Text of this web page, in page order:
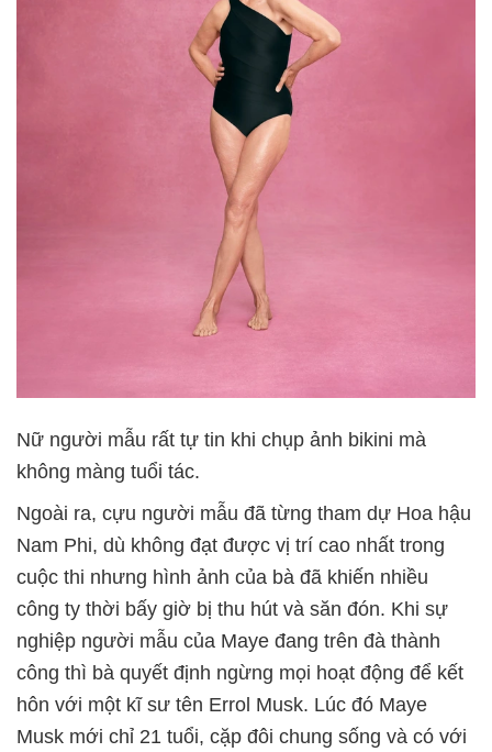
Nữ người mẫu rất tự tin khi chụp ảnh bikini mà
không màng tuổi tác.
Ngoài ra, cựu người mẫu đã từng tham dự Hoa hậu
Nam Phi, dù không đạt được vị trí cao nhất trong
cuộc thi nhưng hình ảnh của bà đã khiến nhiều
công ty thời bấy giờ bị thu hút và săn đón. Khi sự
nghiệp người mẫu của Maye đang trên đà thành
công thì bà quyết định ngừng mọi hoạt động để kết
hôn với một kĩ sư tên Errol Musk. Lúc đó Maye
Musk mới chỉ 21 tuổi, cặp đôi chung sống và có với